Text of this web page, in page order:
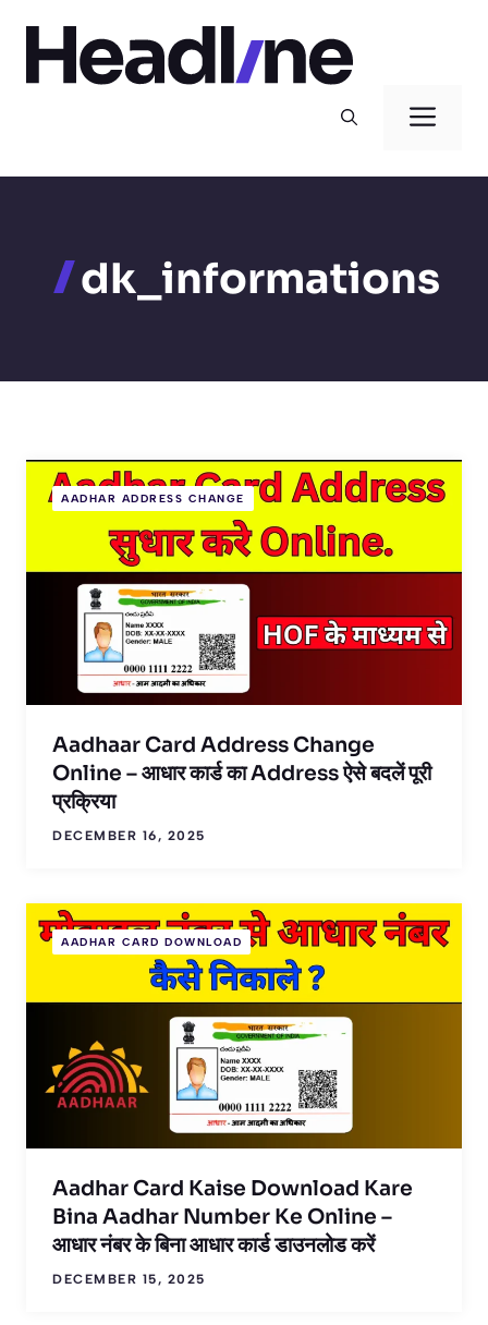
dk_informations
AADHAR ADDRESS CHANGE
Aadhaar Card Address Change
Online – आधार कार्ड का Address ऐसे बदलें पूरी
प्रक्रिया
DECEMBER 16, 2025
AADHAR CARD DOWNLOAD
Aadhar Card Kaise Download Kare
Bina Aadhar Number Ke Online –
आधार नंबर के बिना आधार कार्ड डाउनलोड करें
DECEMBER 15, 2025